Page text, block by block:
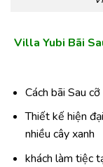
Villa Yubi Bãi
Cách bãi Sau
Thiết kế hiện
nhiều cây xanh
khách làm tiệc